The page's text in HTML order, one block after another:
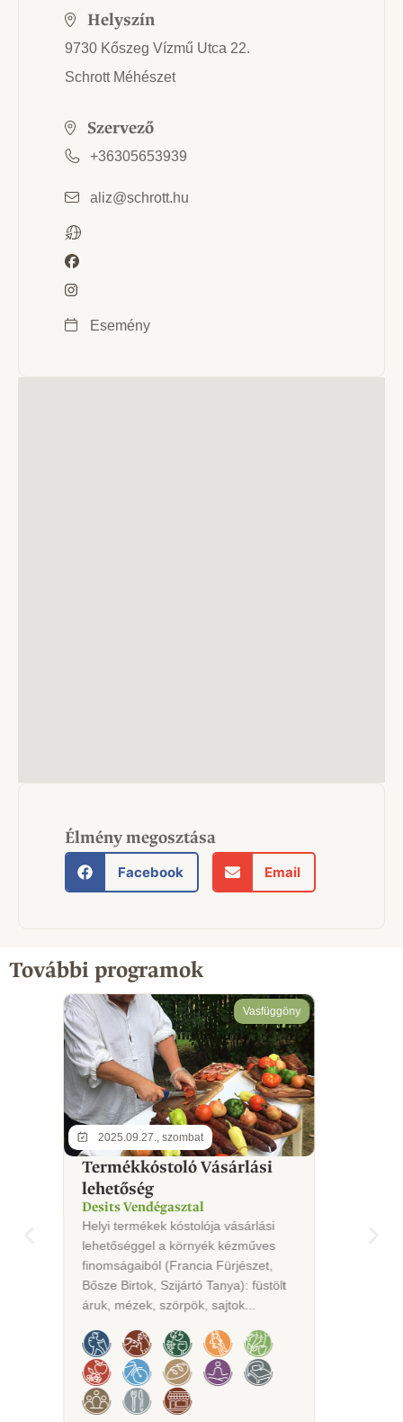
Helyszín
9730 Kőszeg Vízmű Utca 22.
Schrott Méhészet
Szervező
+36305653939
aliz@schrott.hu
Esemény
Élmény megosztása
Facebook Email
További programok
2025.09.27., szombat
Vasfüggöny
Termékkóstoló Vásárlási
lehetőség
Desits Vendégasztal
Helyi termékek kóstolója vásárlási
lehetőséggel a környék kézműves
finomságaiból (Francia Fürjészet,
Bősze Birtok, Szijártó Tanya): füstölt
áruk, mézek, szörpök, sajtok...